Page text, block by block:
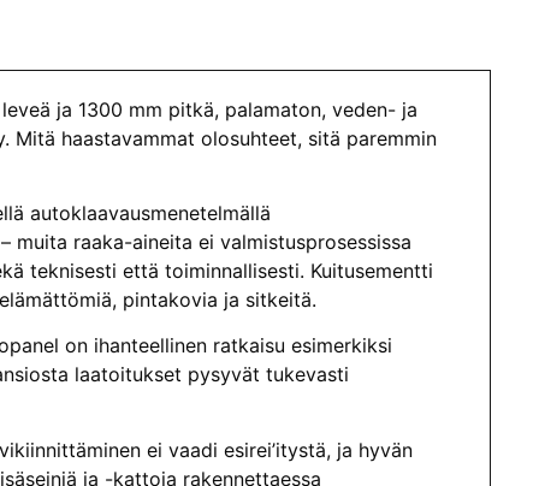
ja 1300 mm pitkä, palamaton, veden- ja
Mitä haastavammat olosuhteet, sitä paremmin
autoklaavausmenetelmällä
muita raaka-aineita ei valmistusprosessissa
teknisesti että toiminnallisesti. Kuitusementti
pintakovia ja sitkeitä.
on ihanteellinen ratkaisu esimerkiksi
laatoitukset pysyvät tukevasti
ei vaadi esirei’itystä, ja hyvän
ja -kattoja rakennettaessa